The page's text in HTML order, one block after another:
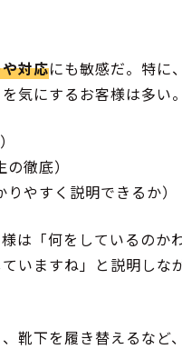
対応にも敏感だ。特に
気にするお客様は多い。
徹底）
りやすく説明できるか）
は「何をしているのか
いますね」と説明しな
靴下を履き替えるなど、